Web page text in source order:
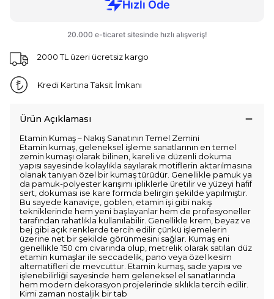
2000 TL üzeri ücretsiz kargo
Kredi Kartına Taksit İmkanı
Ürün Açıklaması
Etamin Kumaş – Nakış Sanatının Temel Zemini
Etamin kumaş, geleneksel işleme sanatlarının en temel
zemin kumaşı olarak bilinen, kareli ve düzenli dokuma
yapısı sayesinde kolaylıkla sayılarak motiflerin aktarılmasına
olanak tanıyan özel bir kumaş türüdür. Genellikle pamuk ya
da pamuk-polyester karışımı ipliklerle üretilir ve yüzeyi hafif
sert, dokuması ise kare formda belirgin şekilde yapılmıştır.
Bu sayede kanaviçe, goblen, etamin işi gibi nakış
tekniklerinde hem yeni başlayanlar hem de profesyoneller
tarafından rahatlıkla kullanılabilir. Genellikle krem, beyaz ve
bej gibi açık renklerde tercih edilir çünkü işlemelerin
üzerine net bir şekilde görünmesini sağlar. Kumaş eni
genellikle 150 cm civarında olup, metrelik olarak satılan düz
etamin kumaşlar ile seccadelik, pano veya özel kesim
alternatifleri de mevcuttur. Etamin kumaş, sade yapısı ve
işlenebilirliği sayesinde hem geleneksel el sanatlarında
hem modern dekorasyon projelerinde sıklıkla tercih edilir.
Kimi zaman nostaljik bir tab